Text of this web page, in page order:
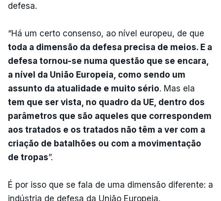
defesa.
“Há um certo consenso, ao nível europeu, de que
toda a dimensão da defesa precisa de meios. E a
defesa tornou-se numa questão que se encara,
a nível da União Europeia, como sendo um
assunto da atualidade e muito sério. Mas ela
tem que ser vista, no quadro da UE, dentro dos
parâmetros que são aqueles que correspondem
aos tratados e os tratados não têm a ver com a
criação de batalhões ou com a movimentação
de tropas”.
É por isso que se fala de uma dimensão diferente: a
indústria de defesa da União Europeia.